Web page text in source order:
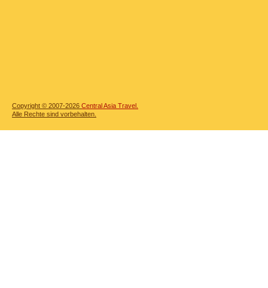
Copyright © 2007-2026 Central Asia Travel.
Alle Rechte sind vorbehalten.